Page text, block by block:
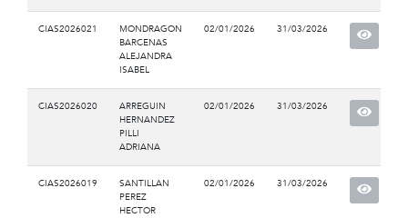
CIAS2026021
MONDRAGON
BARCENAS
ALEJANDRA
ISABEL
02/01/2026 31/03/2026
CIAS2026020
ARREGUIN
HERNANDEZ
PILLI
ADRIANA
02/01/2026 31/03/2026
CIAS2026019
SANTILLAN
PEREZ
HECTOR
02/01/2026 31/03/2026